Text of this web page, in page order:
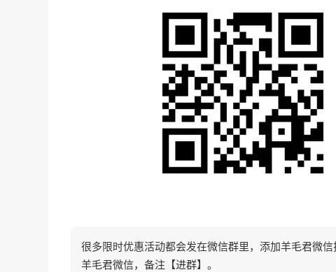
很多限时优惠活动都会发在微信群里，添加羊毛君微
羊毛君微信，备注【进群】。